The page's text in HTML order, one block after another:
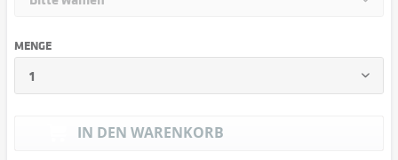
MENGE
IN DEN WARENKORB